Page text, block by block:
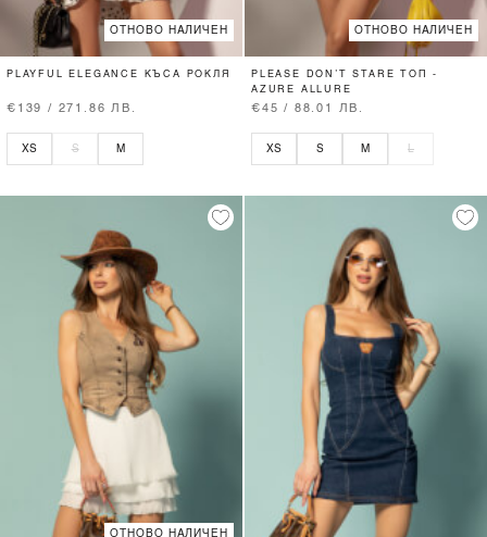
ОТНОВО НАЛИЧЕН
PLAYFUL ELEGANCE КЪСА РОКЛЯ
€139 / 271.86 ЛВ.
XS S M
ОТНОВО НАЛИЧЕН
PLEASE DON’T STARE ТОП -
AZURE ALLURE
€45 / 88.01 ЛВ.
XS S M L
ОТНОВО НАЛИЧЕН